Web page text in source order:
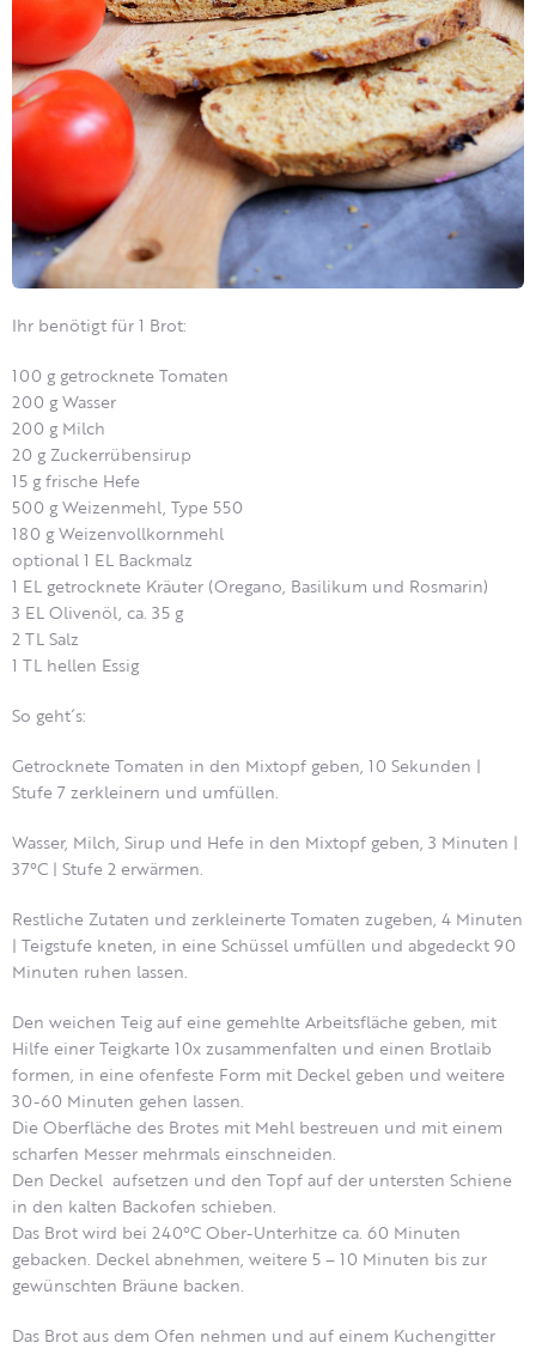
Ihr benötigt für 1 Brot:
100 g getrocknete Tomaten
200 g Wasser
200 g Milch
20 g Zuckerrübensirup
15 g frische Hefe
500 g Weizenmehl, Type 550
180 g Weizenvollkornmehl
optional 1 EL Backmalz
1 EL getrocknete Kräuter (Oregano, Basilikum und Rosmarin)
3 EL Olivenöl, ca. 35 g
2 TL Salz
1 TL hellen Essig
So geht´s:
Getrocknete Tomaten in den Mixtopf geben, 10 Sekunden |
Stufe 7 zerkleinern und umfüllen.
Wasser, Milch, Sirup und Hefe in den Mixtopf geben, 3 Minuten |
37°C | Stufe 2 erwärmen.
Restliche Zutaten und zerkleinerte Tomaten zugeben, 4 Minuten
| Teigstufe kneten, in eine Schüssel umfüllen und abgedeckt 90
Minuten ruhen lassen.
Den weichen Teig auf eine gemehlte Arbeitsfläche geben, mit
Hilfe einer Teigkarte 10x zusammenfalten und einen Brotlaib
formen, in eine ofenfeste Form mit Deckel geben und weitere
30-60 Minuten gehen lassen.
Die Oberfläche des Brotes mit Mehl bestreuen und mit einem
scharfen Messer mehrmals einschneiden.
Den Deckel aufsetzen und den Topf auf der untersten Schiene
in den kalten Backofen schieben.
Das Brot wird bei 240°C Ober-Unterhitze ca. 60 Minuten
gebacken. Deckel abnehmen, weitere 5 – 10 Minuten bis zur
gewünschten Bräune backen.
Das Brot aus dem Ofen nehmen und auf einem Kuchengitter